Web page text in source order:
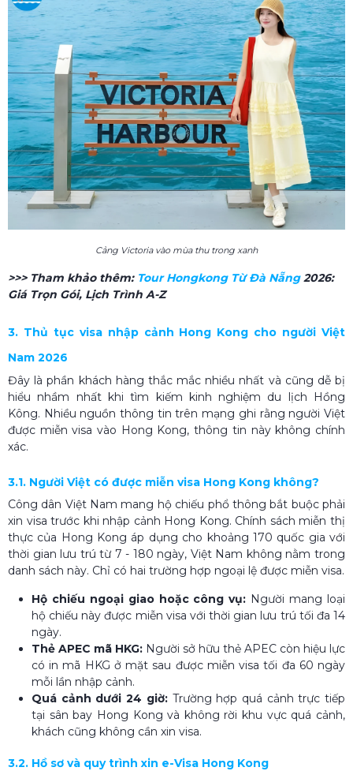
Cảng Victoria vào mùa thu trong xanh
>>> Tham khảo thêm: Tour Hongkong Từ Đà Nẵng2026:
Giá Trọn Gói, Lịch Trình A-Z
3. Thủ tục visa nhập cảnh Hong Kong cho người Việt
Nam 2026
Đây là phần khách hàng thắc mắc nhiều nhất và cũng dễ bị
hiểu nhầm nhất khi tìm kiếm kinh nghiệm du lịch Hồng
Kông. Nhiều nguồn thông tin trên mạng ghi rằng người Việt
được miễn visa vào Hong Kong, thông tin này không chính
xác.
3.1. Người Việt có được miễn visa Hong Kong không?
Công dân Việt Nam mang hộ chiếu phổ thông bắt buộc phải
xin visa trước khi nhập cảnh Hong Kong. Chính sách miễn thị
thực của Hong Kong áp dụng cho khoảng 170 quốc gia với
thời gian lưu trú từ 7 - 180 ngày, Việt Nam không nằm trong
danh sách này. Chỉ có hai trường hợp ngoại lệ được miễn visa.
Hộ chiếu ngoại giao hoặc công vụ: Người mang loại
hộ chiếu này được miễn visa với thời gian lưu trú tối đa 14
ngày.
Thẻ APEC mã HKG: Người sở hữu thẻ APEC còn hiệu lực
có in mã HKG ở mặt sau được miễn visa tối đa 60 ngày
mỗi lần nhập cảnh.
Quá cảnh dưới 24 giờ: Trường hợp quá cảnh trực tiếp
tại sân bay Hong Kong và không rời khu vực quá cảnh,
khách cũng không cần xin visa.
3.2. Hồ sơ và quy trình xin e-Visa Hong Kong